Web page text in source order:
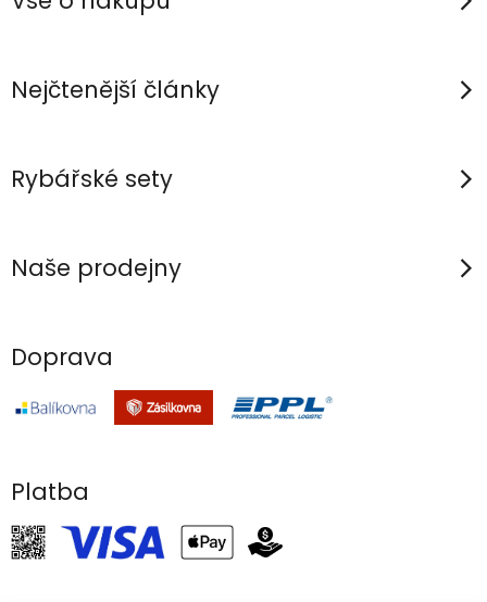
Nejčtenější články
Rybářské sety
Naše prodejny
Doprava
Platba